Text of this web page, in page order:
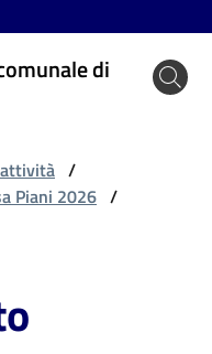
di
/
Piani 2026 /